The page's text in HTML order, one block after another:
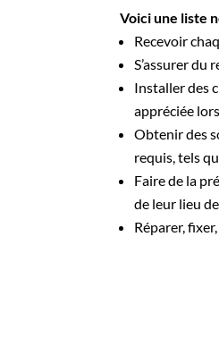
Voici une liste
Recevoir
S’assurer du
Installer des
appréciée
Obtenir des
requis, tels
Faire de la
de leur lieu
Réparer,